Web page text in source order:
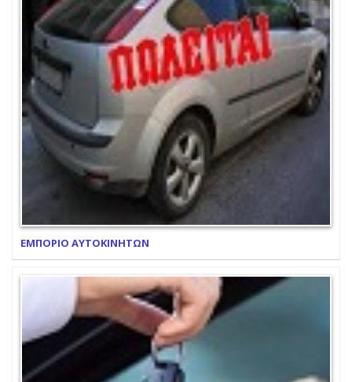
ΕΜΠΟΡΙΟ ΑΥΤΟΚΙΝΗΤΩΝ